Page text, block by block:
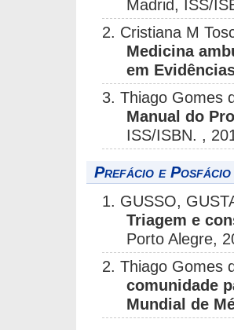
Madrid, ISS/
2. Cristiana M
Medicina
em
3. Thiago Gomes
Manual do
ISS/ISBN. ,
Prefácio e
1. GUSSO,
Triagem e
Porto Alegre,
2. Thiago Gomes
comunidade
Mundial de